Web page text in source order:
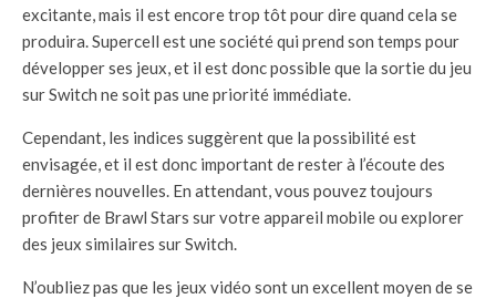
excitante, mais il est encore trop tôt pour dire quand cela se
produira. Supercell est une société qui prend son temps pour
développer ses jeux, et il est donc possible que la sortie du jeu
sur Switch ne soit pas une priorité immédiate.
Cependant, les indices suggèrent que la possibilité est
envisagée, et il est donc important de rester à l’écoute des
dernières nouvelles. En attendant, vous pouvez toujours
profiter de Brawl Stars sur votre appareil mobile ou explorer
des jeux similaires sur Switch.
N’oubliez pas que les jeux vidéo sont un excellent moyen de se